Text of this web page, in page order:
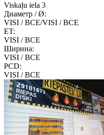
Viskaļu iela 3
Диаметр / Ø:
VISI / ВСЕ/VISI / ВСЕ
ET:
VISI / ВСЕ
Ширина:
VISI / ВСЕ
PCD:
VISI / ВСЕ